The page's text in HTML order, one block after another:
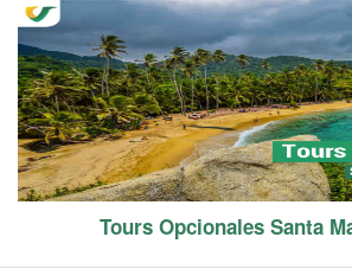
Tours Opcionales Santa